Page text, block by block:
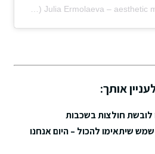
אותך:
לובשת חולצות בשכבות
שיתאימו להכול – היום אנחנו